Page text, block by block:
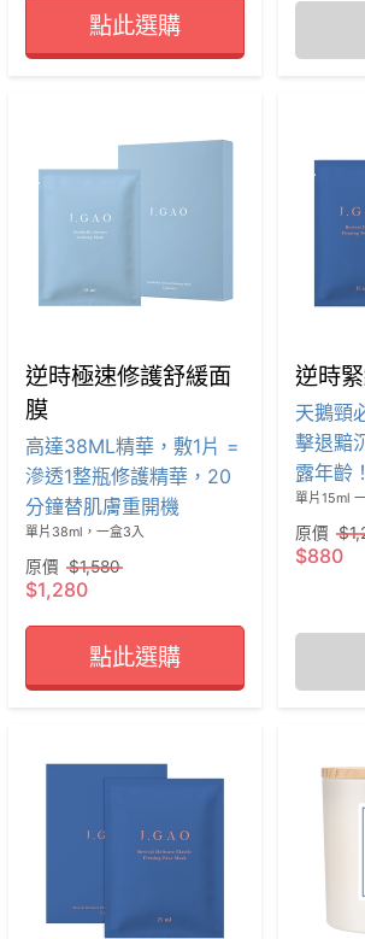
點此選購
逆時極速修護舒緩面
膜
高達38ML精華，敷1片 =
滲透1整瓶修護精華，20
分鐘替肌膚重開機
單片38ml，一盒3入
原價 $1,580
$1,280
點此選購
逆時
天鵝頸
擊退黯
露年齡！
原價
$880